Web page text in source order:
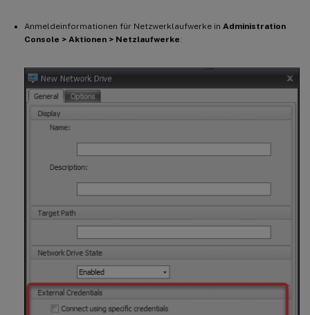
Anmeldeinformationen für Netzwerklaufwerke in Administration
Console > Aktionen > Netzlaufwerke: